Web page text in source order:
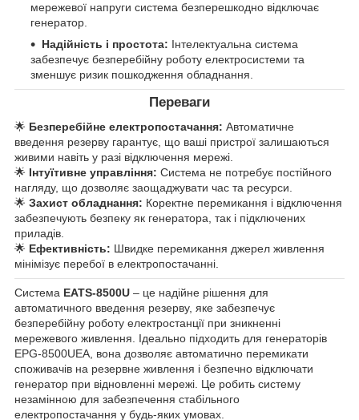
мережевої напруги система безперешкодно відключає
генератор.
Надійність і простота: Інтелектуальна система
забезпечує безперебійну роботу електросистеми та
зменшує ризик пошкодження обладнання.
Переваги
🌟 Безперебійне електропостачання: Автоматичне
введення резерву гарантує, що ваші пристрої залишаються
живими навіть у разі відключення мережі.
🌟 Інтуїтивне управління: Система не потребує постійного
нагляду, що дозволяє заощаджувати час та ресурси.
🌟 Захист обладнання: Коректне перемикання і відключення
забезпечують безпеку як генератора, так і підключених
приладів.
🌟 Ефективність: Швидке перемикання джерел живлення
мінімізує перебої в електропостачанні.
Система EATS-8500U – це надійне рішення для
автоматичного введення резерву, яке забезпечує
безперебійну роботу електростанції при зникненні
мережевого живлення. Ідеально підходить для генераторів
EPG-8500UEA, вона дозволяє автоматично перемикати
споживачів на резервне живлення і безпечно відключати
генератор при відновленні мережі. Це робить систему
незамінною для забезпечення стабільного
електропостачання у будь-яких умовах.